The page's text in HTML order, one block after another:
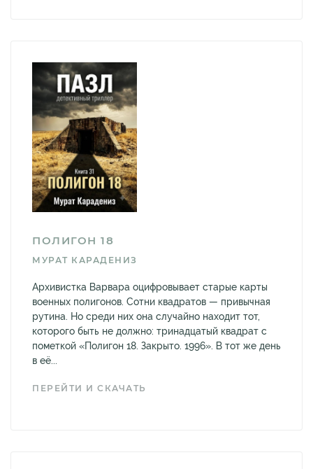
ПОЛИГОН 18
МУРАТ КАРАДЕНИЗ
Архивистка Варвара оцифровывает старые карты
военных полигонов. Сотни квадратов — привычная
рутина. Но среди них она случайно находит тот,
которого быть не должно: тринадцатый квадрат с
пометкой «Полигон 18. Закрыто. 1996». В тот же день
в её...
ПЕРЕЙТИ И СКАЧАТЬ